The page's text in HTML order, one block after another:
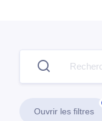
Ouvrir les filtres